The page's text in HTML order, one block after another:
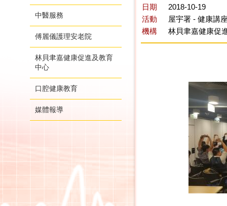
中醫服務
傅麗儀護理安老院
林貝聿嘉健康促進及教育
中心
口腔健康教育
媒體報導
日期
2018-10-19
活動
屋宇署 - 健康講
機構
林貝聿嘉健康促